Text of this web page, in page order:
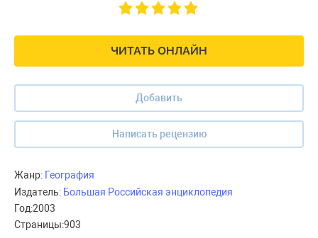
ЧИТАТЬ ОНЛАЙН
Добавить
Написать рецензию
Жанр: География
Издатель: Большая Российская энциклопедия
Год:2003
Страницы:903